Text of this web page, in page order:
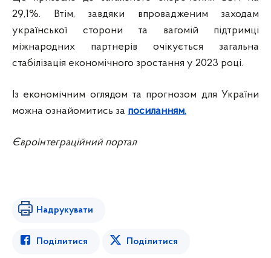
29,1%. Втім, завдяки впровадженим заходам
української сторони та вагомій підтримці
міжнародних партнерів очікується загальна
стабілізація економічного зростання у 2023 році.
Із економічним оглядом та прогнозом для України
можна ознайомитись за посиланням.
Євроінтеграційний портал
Надрукувати
Поділитися Поділитися